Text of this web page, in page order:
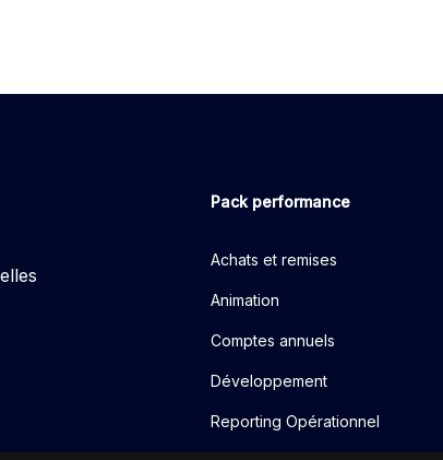
Pack performance
Achats et remises
Animation
Comptes annuels
Développement
Reporting Opérationnel